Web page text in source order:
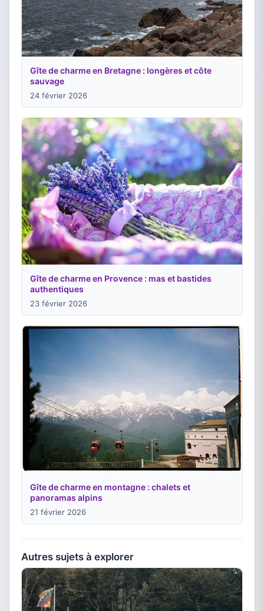
Gîte de charme en Bretagne : longères et côte
sauvage
24 février 2026
Gîte de charme en Provence : mas et bastides
authentiques
23 février 2026
Gîte de charme en montagne : chalets et
panoramas alpins
21 février 2026
Autres sujets à explorer